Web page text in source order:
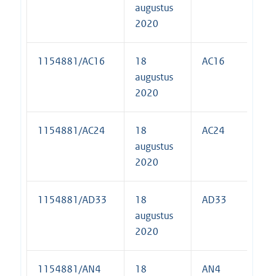
augustus
2020
1154881/AC16
18
augustus
2020
AC16
1154881/AC24
18
augustus
2020
AC24
1154881/AD33
18
augustus
2020
AD33
1154881/AN4
18
AN4